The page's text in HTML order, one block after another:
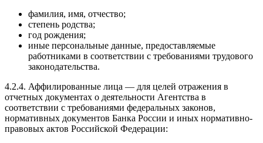
фамилия, имя, отчество;
степень родства;
год рождения;
иные персональные данные, предоставляемые
работниками в соответствии с требованиями трудового
законодательства.
4.2.4. Аффилированные лица — для целей отражения в
отчетных документах о деятельности Агентства в
соответствии с требованиями федеральных законов,
нормативных документов Банка России и иных нормативно-
правовых актов Российской Федерации: